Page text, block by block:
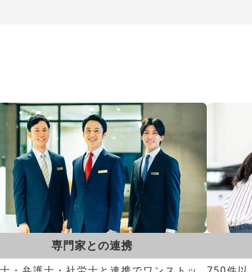
専門家との連携